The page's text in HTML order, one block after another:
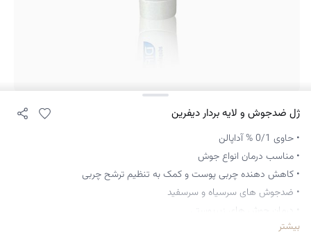
ژل ضدجوش و لایه بردار دیفرین
• حاوی 0/1 % آداپالن
• مناسب درمان انواع جوش
• کاهش دهنده چربی پوست و‌ کمک به تنظیم ترشح چربی
• ضدجوش های سرسیاه و سرسفید
• درمان جوش های زیرپوستی
• درمان جوش های بلوغ
بیشتر